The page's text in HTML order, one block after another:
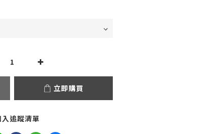
立即購買
入追蹤清單